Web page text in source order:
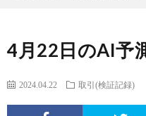
4月22日のAI予
2024.04.22 取引(検証記録)